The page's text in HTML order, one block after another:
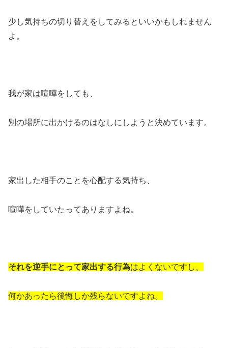
少し気持ちの切り替えをしてみるといいかもしれません
よ。
我が家は喧嘩をしても、
別の場所に出かけるのはなしにしようと決めています。
家出した相手のことを心配する気持ち、
喧嘩をしていたってありますよね。
それを逆手にとって家出する行為はよくないですし、
何かあったら後悔しか残らないですよね。